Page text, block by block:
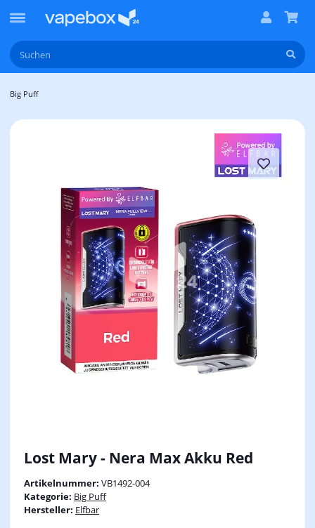
Big Puff
Lost Mary - Nera Max Akku Red
Artikelnummer: VB1492-004
Kategorie: Big Puff
Hersteller: Elfbar